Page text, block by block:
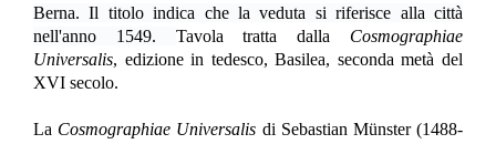
Berna. Il titolo indica che la veduta si riferisce alla città
nell'anno 1549. Tavola tratta dalla Cosmographiae
Universalis, edizione in tedesco, Basilea, seconda metà del
XVI secolo.
La Cosmographiae Universalis di Sebastian Münster (1488-